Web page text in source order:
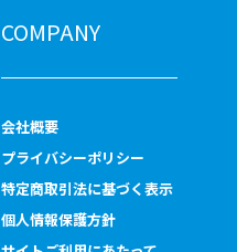
COMPANY
会社概要
プライバシーポリシー
特定商取引法に基づく表示
個人情報保護方針